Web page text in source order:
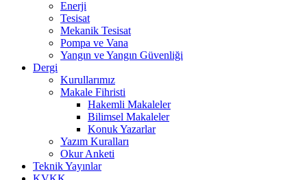
Enerji
Tesisat
Mekanik Tesisat
Pompa ve Vana
Yangın ve Yangın Güvenliği
Dergi
Kurullarımız
Makale Fihristi
Hakemli Makaleler
Bilimsel Makaleler
Konuk Yazarlar
Yazım Kuralları
Okur Anketi
Teknik Yayınlar